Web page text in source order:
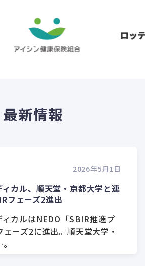
最新情報
2026年5月1日
ィカル、順天堂・京都大学と連
フェーズ2進出
ィカルはNEDO「SBIR推進プ
ェーズ2に進出。順天堂大学・